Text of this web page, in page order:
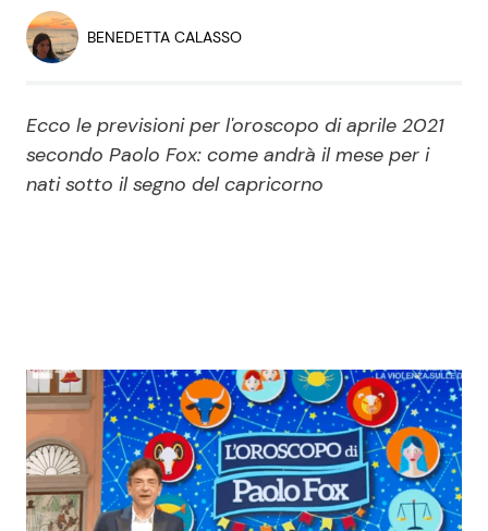
Economia
Persone Scomparse
Politica
Programmi TV
Reality e Talent
News Cinema
News Musica
News Spettacolo
News dal mondo
BENEDETTA CALASSO
Ecco le previsioni per l'oroscopo di aprile 2021
secondo Paolo Fox: come andrà il mese per i
nati sotto il segno del capricorno